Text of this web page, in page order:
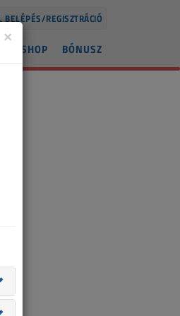
BELÉPÉS/REGISZTRÁCIÓ
BÓNUSZ
SHOP
×